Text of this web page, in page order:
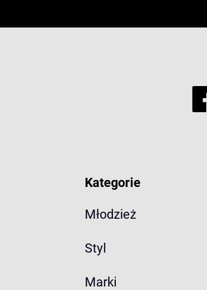
Kategorie
Młodzież
Styl
Marki